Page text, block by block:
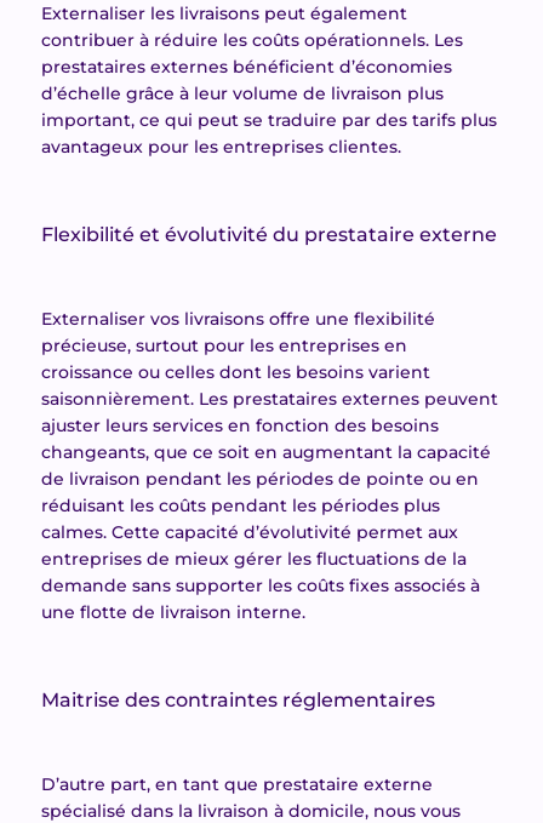
Externaliser les livraisons peut également
contribuer à réduire les coûts opérationnels. Les
prestataires externes bénéficient d’économies
d’échelle grâce à leur volume de livraison plus
important, ce qui peut se traduire par des tarifs plus
avantageux pour les entreprises clientes.
Flexibilité et évolutivité du prestataire externe
Externaliser vos livraisons offre une flexibilité
précieuse, surtout pour les entreprises en
croissance ou celles dont les besoins varient
saisonnièrement. Les prestataires externes peuvent
ajuster leurs services en fonction des besoins
changeants, que ce soit en augmentant la capacité
de livraison pendant les périodes de pointe ou en
réduisant les coûts pendant les périodes plus
calmes. Cette capacité d’évolutivité permet aux
entreprises de mieux gérer les fluctuations de la
demande sans supporter les coûts fixes associés à
une flotte de livraison interne.
Maitrise des contraintes réglementaires
D’autre part, en tant que prestataire externe
spécialisé dans la livraison à domicile, nous vous